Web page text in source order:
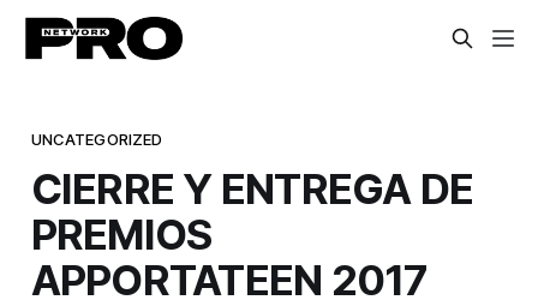
UNCATEGORIZED
CIERRE Y ENTREGA DE
PREMIOS
APPORTATEEN 2017